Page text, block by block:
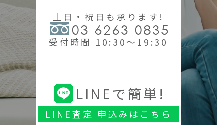
土日・祝日も承ります!
03-6263-0835
受付時間 10:30～19:30
LINEで簡単!
LINE査定 申込みはこちら